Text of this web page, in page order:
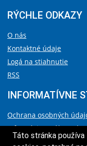
Táto stránka používa
RÝCHLE ODKAZY
O nás
Kontaktné údaje
Logá na stiahnutie
RSS
INFORMATÍVNE
Ochrana osobných
Informácie o súboroch
Vyhlásenie o